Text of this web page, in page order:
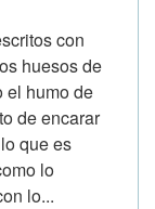
con
huesos de
el humo de
de encarar
que es
lo
lo...